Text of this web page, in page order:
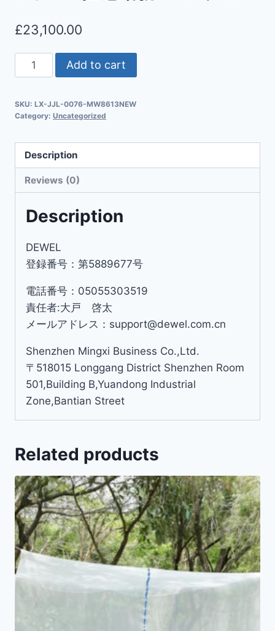
£23,100.00
Add to cart
SKU: LX-JJL-0076-MW8613NEW
Category: Uncategorized
Description
Reviews (0)
Description
DEWEL
登録番号：第5889677号
電話番号：05055303519
責任者:大戸 啓太
メールアドレス：support@dewel.com.cn
Shenzhen Mingxi Business Co.,Ltd.
〒518015 Longgang District Shenzhen Room
501,Building B,Yuandong Industrial
Zone,Bantian Street
Related products